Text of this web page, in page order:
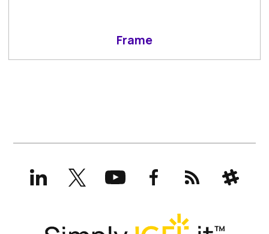
Frame
LinkedInX
(formerly
Twitter)
YouTubeFacebookRSS Slack